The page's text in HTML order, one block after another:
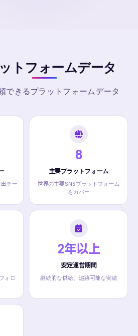
トフォームデータ
できるプラットフォームデータ
チー
8
主要プラットフォーム
世界の主要SNSプラットフォーム
をカバー
ォロ
2年以上
安定運営期間
継続的な供給、追跡可能な実績